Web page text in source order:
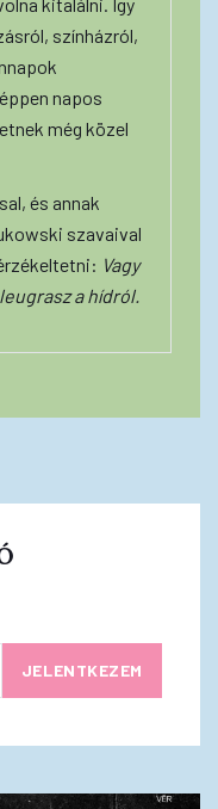
színházról,
napos
még közel
és annak
szavaival
Vagy
a hídról.